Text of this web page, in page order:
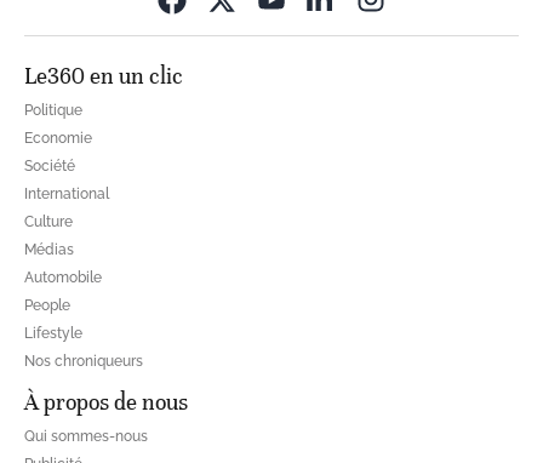
Le360 en un clic
Politique
Economie
Société
International
Culture
Médias
Automobile
People
Lifestyle
Nos chroniqueurs
À propos de nous
Qui sommes-nous